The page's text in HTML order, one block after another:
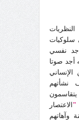
سلوكيات
أجد نفسي
أجد صوتا
نشأتهم
يتقاسمون
" الاعتصار
وآهاتهم